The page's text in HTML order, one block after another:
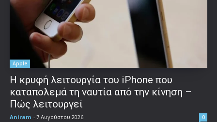
Apple
Η κρυφή λειτουργία του iPhone που
καταπολεμά τη ναυτία από την κίνηση –
Πώς λειτουργεί
Aniram - 7 Αυγούστου 2026 0